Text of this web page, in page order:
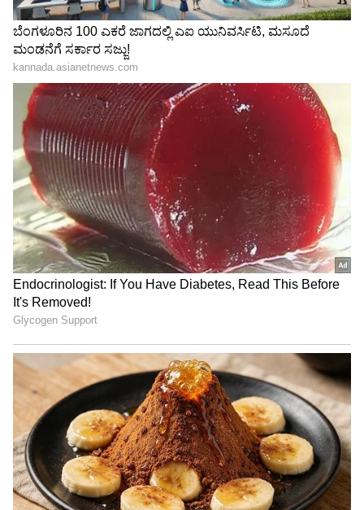
"ರಾಜಕೀಯ ಬೇಡ, ಸಿನಿಮಾನೇ ಪ್ರಾಣ":
ಕನಕೋತ್ಸವದಲ್ಲಿ ರಿಷಬ್ ಶೆಟ್ಟಿ | Rishab
Shetty speech | Suvarna News
ಶೇ.50 ರಿಂದ ಶೇ.18 ಕ್ಕೆ TAX ಇಳಿಕೆ: ಮೋದಿ-
ಟ್ರಂಪ್ ಐತಿಹಾಸಿಕ ಒಪ್ಪಂದ | India US
Trade Deal | Party Rounds